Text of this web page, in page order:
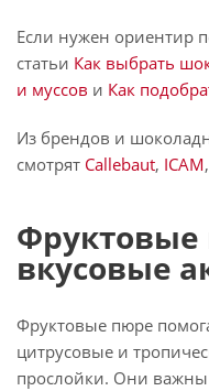
Если нужен ориентир
статьи Как выбрать
и муссов и Как
Из брендов и
смотрят Callebaut, ICAM,
вкусовые
Фруктовые пюре
цитрусовые и
прослойки. Они важны